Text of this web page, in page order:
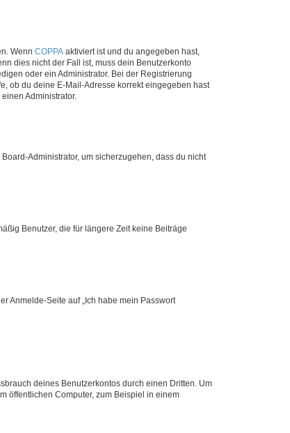
Wenn COPPA aktiviert ist und du angegeben hast,
dies nicht der Fall ist, muss dein Benutzerkonto
oder ein Administrator. Bei der Registrierung
ob du deine E-Mail-Adresse korrekt eingegeben hast
Administrator.
Administrator, um sicherzugehen, dass du nicht
Benutzer, die für längere Zeit keine Beiträge
Anmelde-Seite auf „Ich habe mein Passwort
deines Benutzerkontos durch einen Dritten. Um
öffentlichen Computer, zum Beispiel in einem